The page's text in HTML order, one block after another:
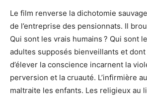
Le film renverse la dichotomie
de l’entreprise des pensionnats. Il
Qui sont les vrais humains ? Qui sont
adultes supposés bienveillants et
d’élever la conscience incarnent la
perversion et la cruauté. L’infirmière
maltraite les enfants. Les religieux au